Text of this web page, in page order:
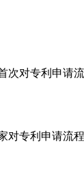
对专利申请流
专利申请流程